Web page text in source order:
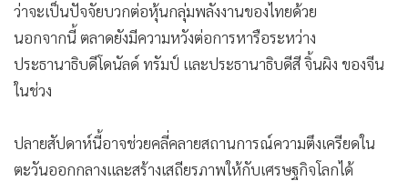
ว่าจะเป็นปัจจัยบวกต่อหุ้นกลุ่มพลังงานของไทยด้วย
นอกจากนี้ ตลาดยังมีความหวังต่อการหารือระหว่าง
ประธานาธิบดีโดนัลด์ ทรัมป์ และประธานาธิบดีสี จิ้นผิง ของจีน
ในช่วง
ปลายสัปดาห์นี้อาจช่วยคลี่คลายสถานการณ์ความตึงเครียดใน
ตะวันออกกลางและสร้างเสถียรภาพให้กับเศรษฐกิจโลกได้